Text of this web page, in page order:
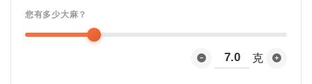
您有多少大麻？
克